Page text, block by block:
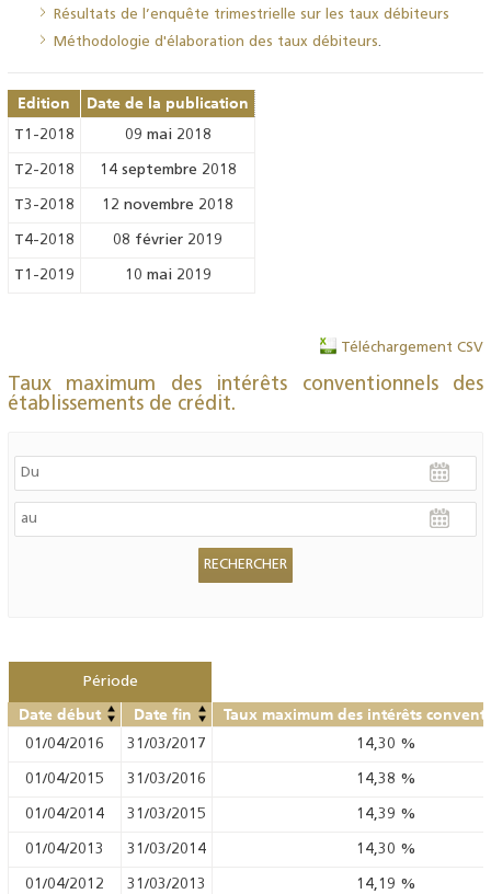
Résultats de l’enquête trimestrielle sur les taux débiteurs
Méthodologie d'élaboration des taux débiteurs.
Edition Date de la publication
T1-2018 09 mai 2018
T2-2018 14 septembre 2018
T3-2018 12 novembre 2018
T4-2018 08 février 2019
T1-2019 10 mai 2019
Téléchargement CSV
Taux maximum des intérêts conventionnels des
établissements de crédit.
Période
Date début Date fin Taux maximum des intérêts
01/04/2016 31/03/2017 14,30 %
01/04/2015 31/03/2016 14,38 %
01/04/2014 31/03/2015 14,39 %
01/04/2013 31/03/2014 14,30 %
01/04/2012 31/03/2013 14,19 %